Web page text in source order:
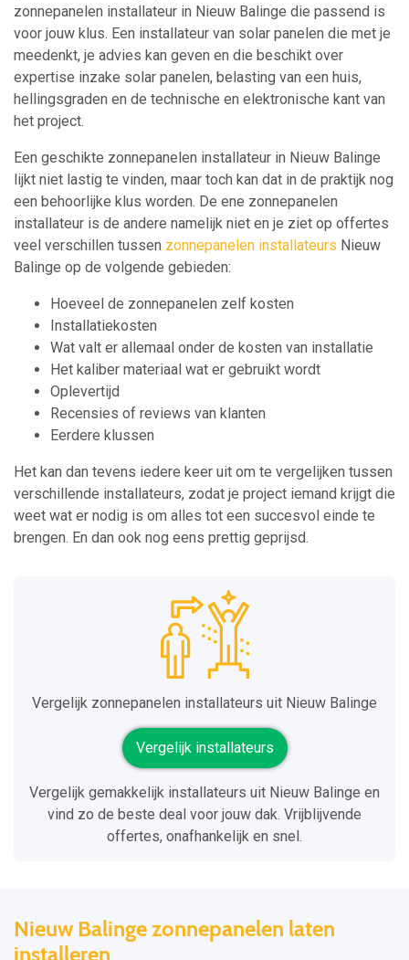
zonnepanelen installateur in Nieuw Balinge die passend is
voor jouw klus. Een installateur van solar panelen die met je
meedenkt, je advies kan geven en die beschikt over
expertise inzake solar panelen, belasting van een huis,
hellingsgraden en de technische en elektronische kant van
het project.
Een geschikte zonnepanelen installateur in Nieuw Balinge
lijkt niet lastig te vinden, maar toch kan dat in de praktijk nog
een behoorlijke klus worden. De ene zonnepanelen
installateur is de andere namelijk niet en je ziet op offertes
veel verschillen tussen zonnepanelen installateurs Nieuw
Balinge op de volgende gebieden:
Hoeveel de zonnepanelen zelf kosten
Installatiekosten
Wat valt er allemaal onder de kosten van installatie
Het kaliber materiaal wat er gebruikt wordt
Oplevertijd
Recensies of reviews van klanten
Eerdere klussen
Het kan dan tevens iedere keer uit om te vergelijken tussen
verschillende installateurs, zodat je project iemand krijgt die
weet wat er nodig is om alles tot een succesvol einde te
brengen. En dan ook nog eens prettig geprijsd.
Vergelijk zonnepanelen installateurs uit Nieuw Balinge
Vergelijk installateurs
Vergelijk gemakkelijk installateurs uit Nieuw Balinge en
vind zo de beste deal voor jouw dak. Vrijblijvende
offertes, onafhankelijk en snel.
Nieuw Balinge zonnepanelen laten
installeren